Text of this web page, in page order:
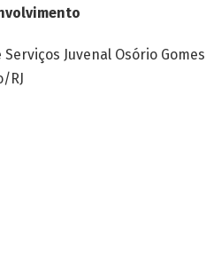
Juvenal Osório
RJ